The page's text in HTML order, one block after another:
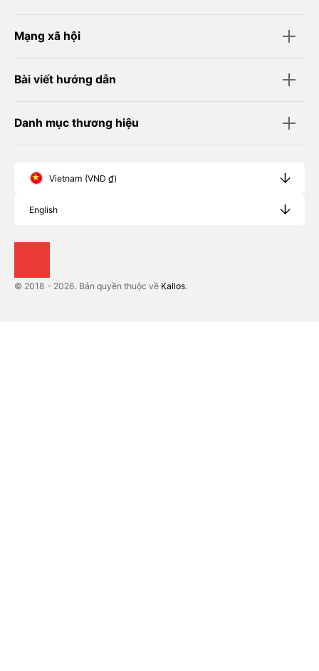
Mạng xã hội
Bài viết hướng dẫn
Danh mục thương hiệu
Vietnam (VND ₫)
English
© 2018 - 2026. Bản quyền thuộc về Kallos.